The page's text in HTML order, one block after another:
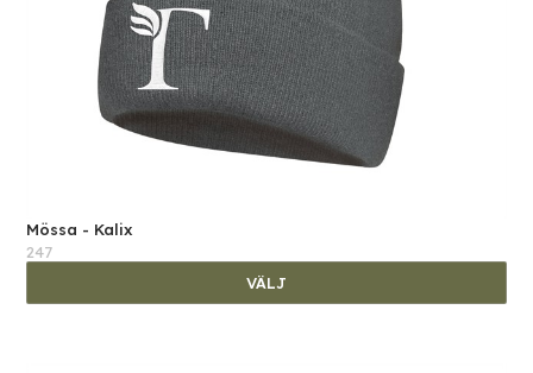
Mössa - Kalix
247
VÄLJ